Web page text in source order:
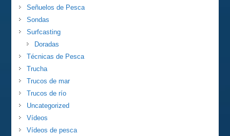
Señuelos de Pesca
Sondas
Surfcasting
Doradas
Técnicas de Pesca
Trucha
Trucos de mar
Trucos de río
Uncategorized
Vídeos
Vídeos de pesca